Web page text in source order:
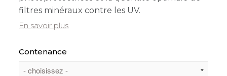
filtres minéraux contre les UV.
En savoir plus
Contenance